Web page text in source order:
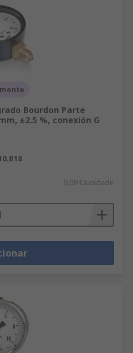
Bourdon Parte
±2.5 %, conexión G
9,09 €/unidade